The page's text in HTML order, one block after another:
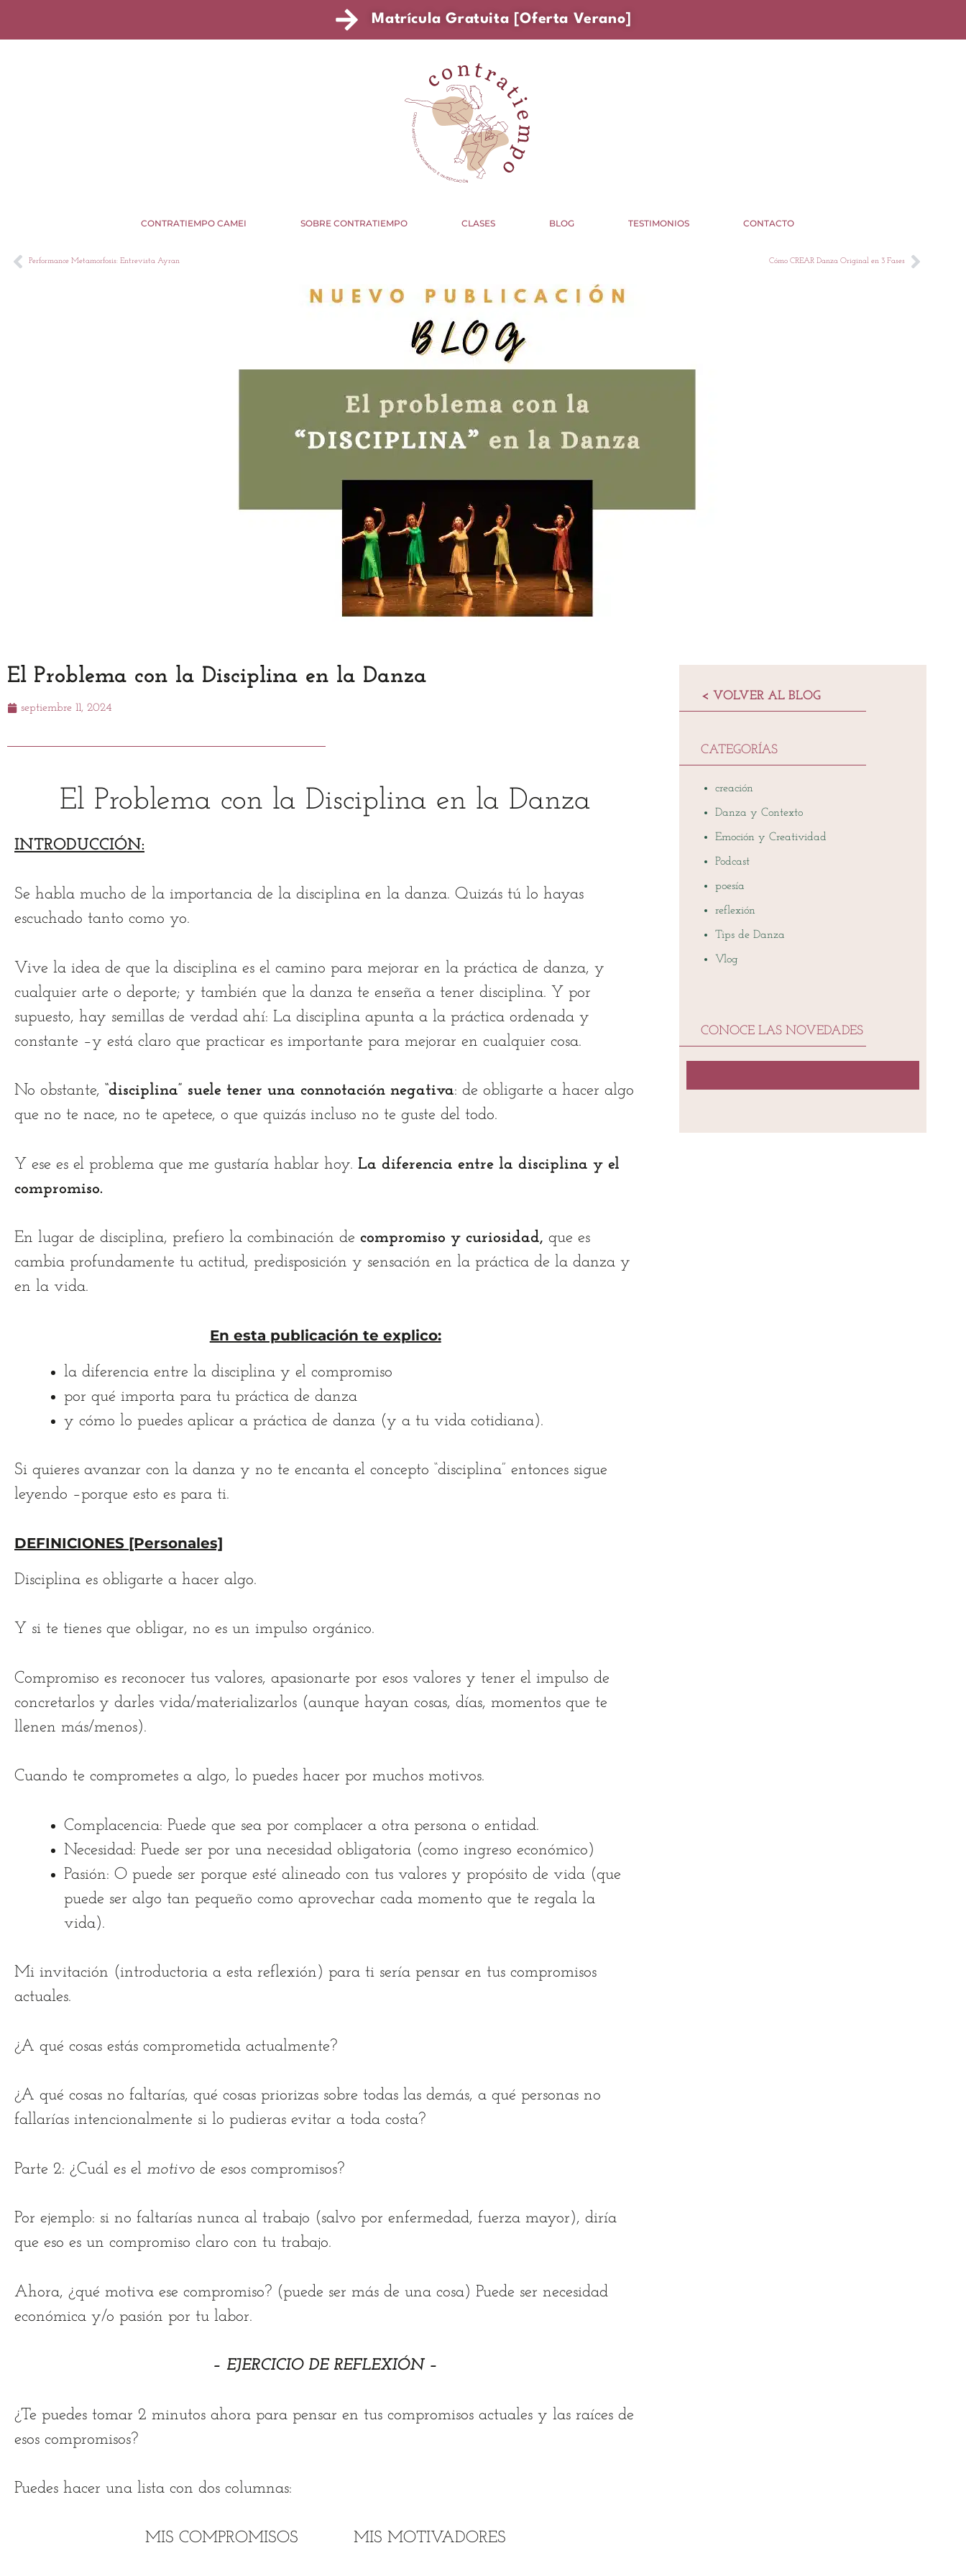
Matrícula Gratuita [Oferta Verano]
CONTRATIEMPO CAMEI SOBRE CONTRATIEMPO CLASES BLOG TESTIMONIOS CONTACTO
Performance Metamorfosis: Entrevista Ayran Cómo CREAR Danza Original en 3 Fases
El Problema con la Disciplina en la Danza
septiembre 11, 2024
El Problema con la Disciplina en la Danza
INTRODUCCIÓN:
Se habla mucho de la importancia de la disciplina en la danza. Quizás tú lo hayas
escuchado tanto como yo.
Vive la idea de que la disciplina es el camino para mejorar en la práctica de danza, y
cualquier arte o deporte; y también que la danza te enseña a tener disciplina. Y por
supuesto, hay semillas de verdad ahí: La disciplina apunta a la práctica ordenada y
constante –y está claro que practicar es importante para mejorar en cualquier cosa.
No obstante, “disciplina” suele tener una connotación negativa: de obligarte a hacer algo
que no te nace, no te apetece, o que quizás incluso no te guste del todo.
Y ese es el problema que me gustaría hablar hoy. La diferencia entre la disciplina y el
compromiso.
En lugar de disciplina, prefiero la combinación de compromiso y curiosidad, que es
cambia profundamente tu actitud, predisposición y sensación en la práctica de la danza y
en la vida.
En esta publicación te explico:
la diferencia entre la disciplina y el compromiso
por qué importa para tu práctica de danza
y cómo lo puedes aplicar a práctica de danza (y a tu vida cotidiana).
Si quieres avanzar con la danza y no te encanta el concepto “disciplina” entonces sigue
leyendo –porque esto es para ti.
DEFINICIONES [Personales]
Disciplina es obligarte a hacer algo.
Y si te tienes que obligar, no es un impulso orgánico.
Compromiso es reconocer tus valores, apasionarte por esos valores y tener el impulso de
concretarlos y darles vida/materializarlos (aunque hayan cosas, días, momentos que te
llenen más/menos).
Cuando te comprometes a algo, lo puedes hacer por muchos motivos.
Complacencia: Puede que sea por complacer a otra persona o entidad.
Necesidad: Puede ser por una necesidad obligatoria (como ingreso económico)
Pasión: O puede ser porque esté alineado con tus valores y propósito de vida (que
puede ser algo tan pequeño como aprovechar cada momento que te regala la
vida).
Mi invitación (introductoria a esta reflexión) para ti sería pensar en tus compromisos
actuales.
¿A qué cosas estás comprometida actualmente?
¿A qué cosas no faltarías, qué cosas priorizas sobre todas las demás, a qué personas no
fallarías intencionalmente si lo pudieras evitar a toda costa?
Parte 2: ¿Cuál es el motivo de esos compromisos?
Por ejemplo: si no faltarías nunca al trabajo (salvo por enfermedad, fuerza mayor), diría
que eso es un compromiso claro con tu trabajo.
Ahora, ¿qué motiva ese compromiso? (puede ser más de una cosa) Puede ser necesidad
económica y/o pasión por tu labor.
– EJERCICIO DE REFLEXIÓN –
¿Te puedes tomar 2 minutos ahora para pensar en tus compromisos actuales y las raíces de
esos compromisos?
Puedes hacer una lista con dos columnas:
MIS COMPROMISOS MIS MOTIVADORES
< VOLVER AL BLOG
CATEGORÍAS
creación
Danza y Contexto
Emoción y Creatividad
Podcast
poesía
reflexión
Tips de Danza
Vlog
CONOCE LAS NOVEDADES